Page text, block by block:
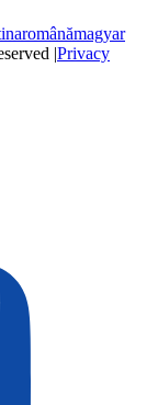
românămagyar
|Privacy